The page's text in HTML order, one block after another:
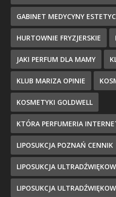
GABINET MEDYCYNY
HURTOWNIE FRYZJERSKIE
JAKI PERFUM DLA MAMY
KLUB MARIZA OPINIE
KOSMETYKI GOLDWELL
KTÓRA PERFUMERIA
LIPOSUKCJA POZNAŃ CENNIK
LIPOSUKCJA
LIPOSUKCJA